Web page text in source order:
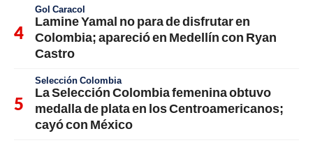
Gol Caracol
Lamine Yamal no para de disfrutar en
Colombia; apareció en Medellín con Ryan
Castro
Selección Colombia
La Selección Colombia femenina obtuvo
medalla de plata en los Centroamericanos;
cayó con México